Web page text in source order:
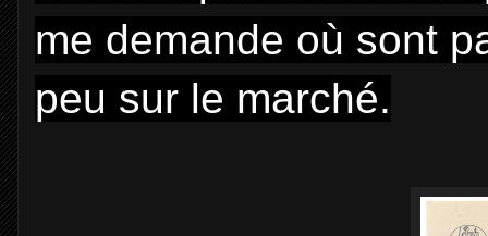
me demande où sont
peu sur le marché.